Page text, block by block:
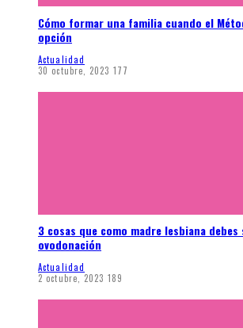
Cómo formar una familia cuando el
opción
Actualidad
30 octubre, 2023 177
3 cosas que como madre lesbiana debes
ovodonación
Actualidad
2 octubre, 2023 189